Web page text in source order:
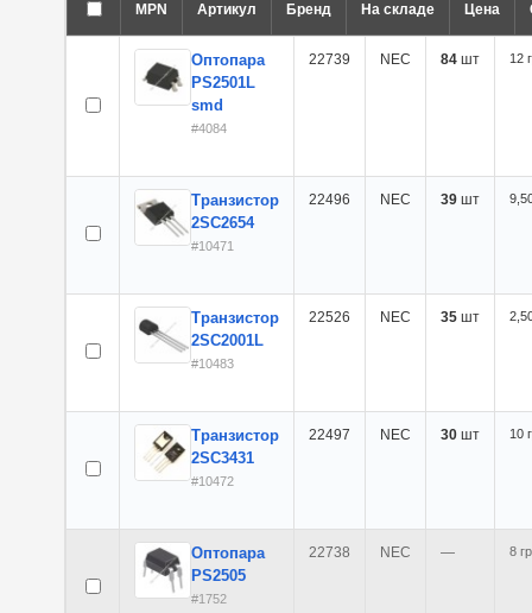
MPN Артикул Бренд На складе Цена
Оптопара
PS2501L
smd
#4084
22739 NEC 84шт 12
Транзистор
2SC2654
#10471
22496 NEC 39шт
Транзистор
2SC2001L
#10483
22526 NEC 35шт
Транзистор
2SC3431
#10472
22497 NEC 30шт 10
Оптопара
PS2505
#1752
22738 NEC — 8